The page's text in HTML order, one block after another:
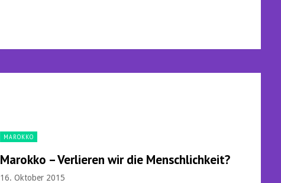
MAROKKO
Marokko – Verlieren wir die Menschlichkeit?
16. Oktober 2015